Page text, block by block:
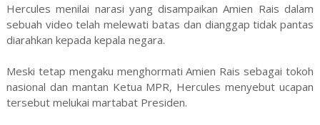
Hercules menilai narasi yang disampaikan Amien Rais dalam
sebuah video telah melewati batas dan dianggap tidak pantas
diarahkan kepada kepala negara.
Meski tetap mengaku menghormati Amien Rais sebagai tokoh
nasional dan mantan Ketua MPR, Hercules menyebut ucapan
tersebut melukai martabat Presiden.